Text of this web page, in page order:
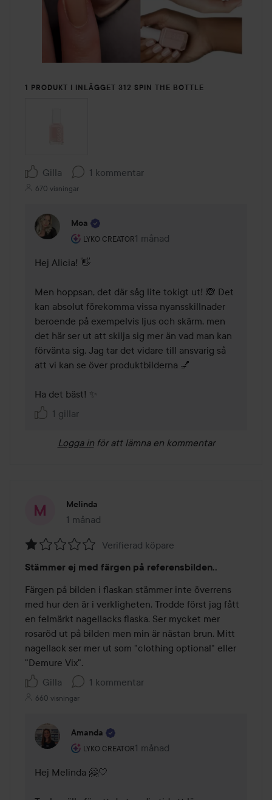
1 PRODUKT I INLÄGGET 312 SPIN THE BOTTLE
Gilla 1 kommentar
670 visningar
Moa
LYKO CREATOR
Användarens roll: Lyko Creator.
1 månad
Kommentaren lades 1 månad
Hej Alicia! 👋
Men hoppsan, det där såg lite tokigt ut! 🙈 Det
kan absolut förekomma vissa nyansskillnader
beroende på exempelvis ljus och skärm, men
det här ser ut att skilja sig mer än vad man kan
förvänta sig. Jag tar det vidare till ansvarig så
att vi kan se över produktbilderna 💅
Ha det bäst! ✨
1 gillar
Logga in för att lämna en kommentar
Melinda
1 månad
Inlägget skapades 1 månad
1
av
5
Verifierad köpare
Stämmer ej med färgen på referensbilden..
Färgen på bilden i flaskan stämmer inte överrens
med hur den är i verkligheten. Trodde först jag fått
en felmärkt nagellacks flaska. Ser mycket mer
rosaröd ut på bilden men min är nästan brun. Mitt
nagellack ser mer ut som "clothing optional" eller
"Demure Vix".
Gilla
1 kommentar
660 visningar
Amanda
LYKO CREATOR
Användarens roll: Lyko Creator.
1 månad
Kommentaren lades 1 månad
Hej Melinda 🤗🤍